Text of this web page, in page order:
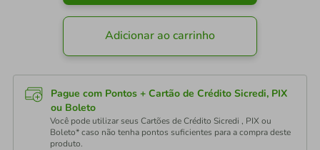
Adicionar ao carrinho
Pague com Pontos + Cartão de Crédito Sicredi, PIX
ou Boleto
Você pode utilizar seus Cartões de Crédito Sicredi , PIX ou
Boleto* caso não tenha pontos suficientes para a compra deste
produto.